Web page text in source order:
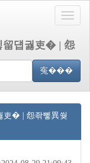
Toggle
덉궗吏� | 怨
寃���
� | 怨좎뼇異쒖